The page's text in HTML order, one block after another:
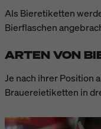
Als Bieretiketten
Bierflaschen
ARTEN VON
Je nach ihrer Position
Brauereietiketten in